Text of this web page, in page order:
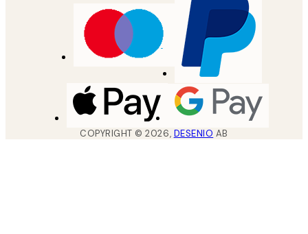
COPYRIGHT ©2026, DESENIO AB